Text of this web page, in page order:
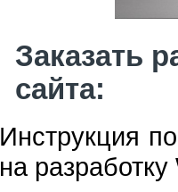
Заказать
сайта:
Инструкция
на